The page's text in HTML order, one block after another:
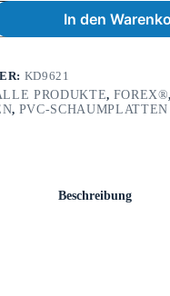
In den
KD9621
PRODUKTE, FOREX®,
, PVC-SCHAUMPLATTEN
Beschreibung